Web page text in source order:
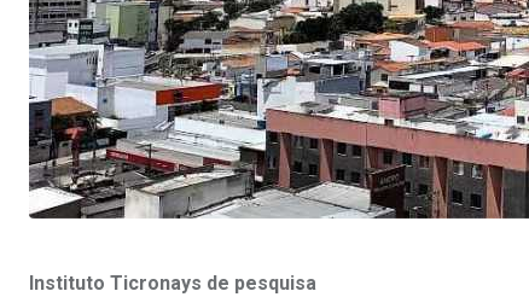
Instituto Ticronays de pesquisa